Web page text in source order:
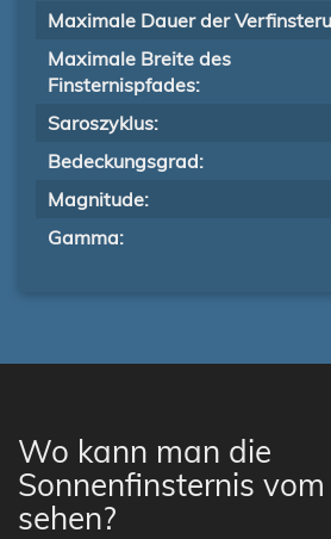
Maximale Dauer der
Maximale Breite des
Finsternispfades:
Saroszyklus:
Bedeckungsgrad:
Magnitude:
Gamma:
Wo kann man die
Sonnenfinsternis
sehen?